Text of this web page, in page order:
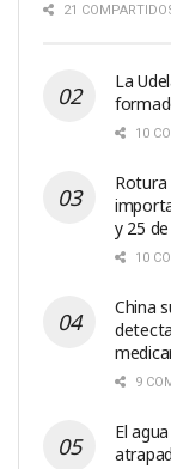
21
La
10
Rotura
y 25
10
China
9
El